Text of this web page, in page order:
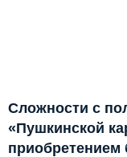
Сложности с
«Пушкинской
приобретением